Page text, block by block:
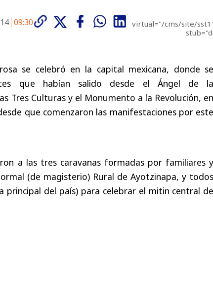
09:30
virtual="/cms/site/
se celebró en la capital mexicana, donde se
que habían salido desde el Ángel de la
Tres Culturas y el Monumento a la Revolución, en
que comenzaron las manifestaciones por este
a las tres caravanas formadas por familiares y
(de magisterio) Rural de Ayotzinapa, y todos
principal del país) para celebrar el mitin central de